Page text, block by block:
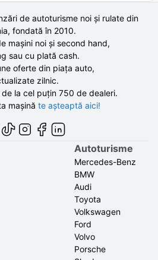
de autoturisme noi și rulate din
fondată în 2010.
mașini noi și second hand,
sau cu plată cash.
oferte din piața auto,
zilnic.
la cel puțin 750 de dealeri.
mașină te așteaptă aici!
Autoturisme
Mercedes-Benz
BMW
Audi
Toyota
Volkswagen
Ford
Volvo
Porsche